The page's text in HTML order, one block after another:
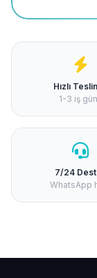
Hızlı
1-3 iş
7/24
WhatsApp